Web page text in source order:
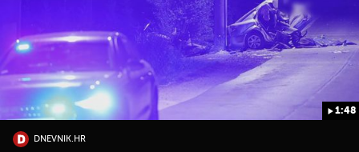
1:48
DNEVNIK.HR